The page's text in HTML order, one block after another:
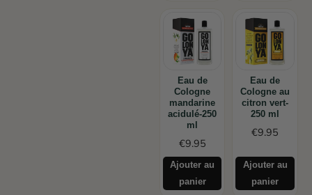
Eau de
Cologne
mandarine
acidulé-250
ml
€9.95
Ajouter au
panier
Eau de
Cologne au
citron vert-
250 ml
€9.95
Ajouter au
panier